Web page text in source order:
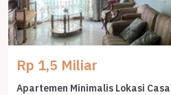
Rp 1,5 Miliar